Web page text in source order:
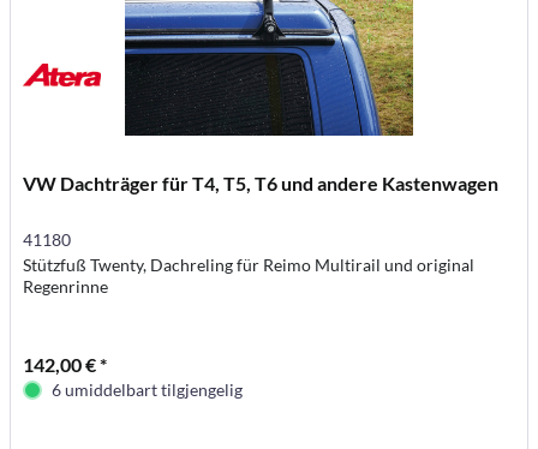
VW Dachträger für T4, T5, T6 und andere Kastenwagen
41180
Stützfuß Twenty, Dachreling für Reimo Multirail und original
Regenrinne
142,00 € *
6 umiddelbart tilgjengelig